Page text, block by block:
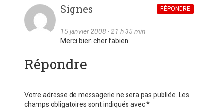
Signes
15 janvier 2008 - 21 h 35 min
RÉPONDRE
Merci bien cher fabien.
Répondre
Votre adresse de messagerie ne sera pas publiée.
Les
champs obligatoires sont indiqués avec*